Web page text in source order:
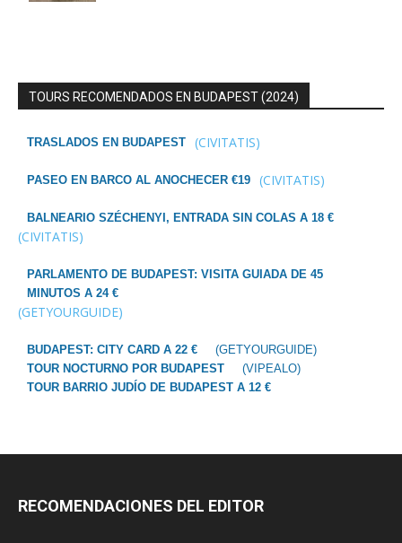
TOURS RECOMENDADOS EN BUDAPEST (2024)
TRASLADOS EN BUDAPEST (CIVITATIS)
PASEO EN BARCO AL ANOCHECER €19 (CIVITATIS)
BALNEARIO SZÉCHENYI, ENTRADA SIN COLAS A 18 €
(CIVITATIS)
PARLAMENTO DE BUDAPEST: VISITA GUIADA DE 45
MINUTOS A 24 €
(GETYOURGUIDE)
BUDAPEST: CITY CARD A 22 €
(GETYOURGUIDE)
TOUR NOCTURNO POR BUDAPEST
(VIPEALO)
TOUR BARRIO JUDÍO DE BUDAPEST A 12 €
RECOMENDACIONES DEL EDITOR